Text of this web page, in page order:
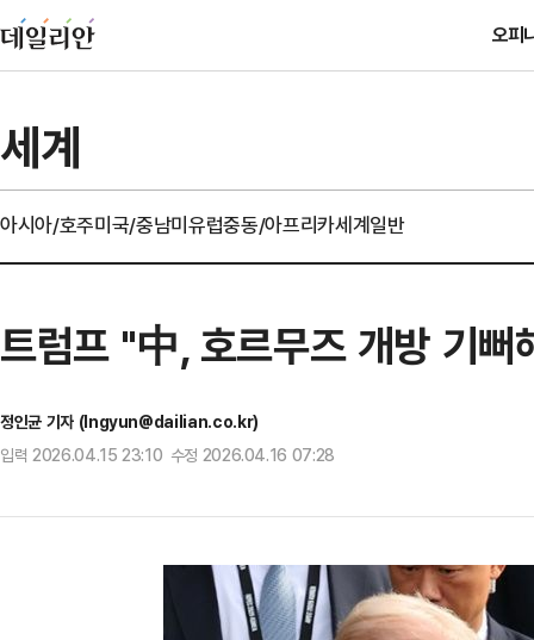
오피
세계
아시아/호주미국/중남미유럽중동/아프리카세계일반
트럼프 "中, 호르무즈 개방 기
정인균 기자 (Ingyun@dailian.co.kr)
입력 2026.04.15 23:10 수정 2026.04.16 07:28